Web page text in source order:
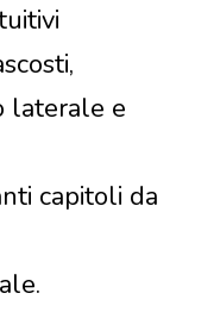
laterale e
capitoli da